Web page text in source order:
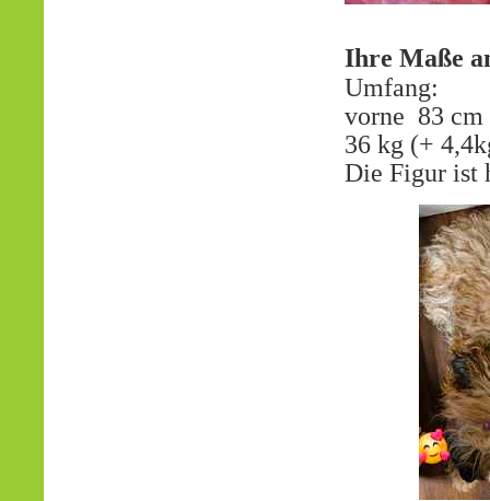
Ihre Maße
Umfang:
vorne 83
36 kg (+
Die Figur ist